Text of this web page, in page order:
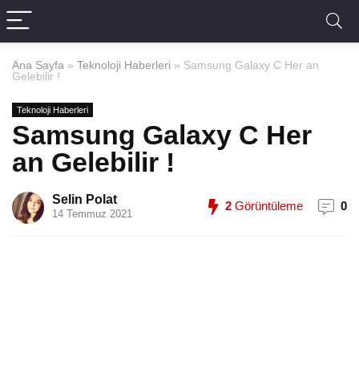
Ana Sayfa » Teknoloji Haberleri » Samsung Galaxy C Her an
Gelebilir !
Teknoloji Haberleri
Samsung Galaxy C Her
an Gelebilir !
Selin Polat
14 Temmuz 2021
2 Görüntüleme 0